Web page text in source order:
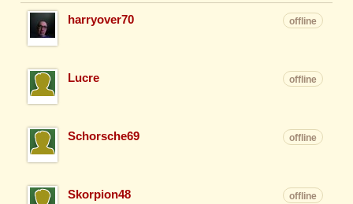
harryover70 offline
Lucre offline
Schorsche69 offline
Skorpion48 offline